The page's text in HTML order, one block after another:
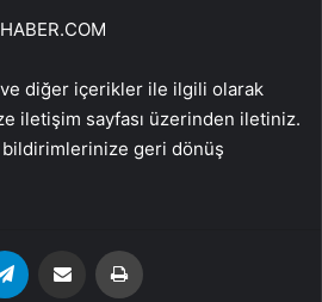
ve diğer içerikler ile ilgili olarak
iletişim sayfası üzerinden iletiniz.
bildirimlerinize geri dönüş
Email'den paylaş